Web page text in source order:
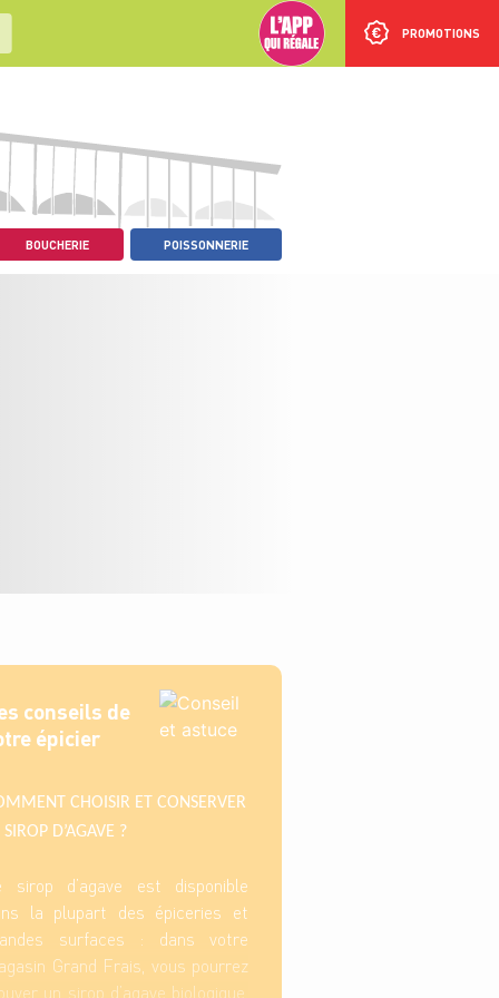
PROMOTIONS
BOUCHERIE POISSONNERIE
conseils de
épicier
CHOISIR ET CONSERVER
SIROP D’AGAVE ?
sirop d’agave est disponible
la plupart des épiceries et
surfaces : dans votre
Grand Frais, vous pourrez
un sirop d’agave biologique.